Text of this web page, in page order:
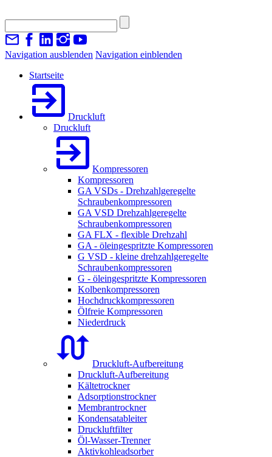
Navigation ausblenden Navigation einblenden
Startseite
Druckluft
Druckluft
Kompressoren
Kompressoren
GA VSDs - Drehzahlgeregelte
Schraubenkompressoren
GA VSD Drehzahlgeregelte
Schraubenkompressoren
GA FLX - flexible Drehzahl
GA - öleingespritzte Kompressoren
G VSD - kleine drehzahlgeregelte
Schraubenkompressoren
G - öleingespritzte Kompressoren
Kolbenkompressoren
Hochdruckkompressoren
Ölfreie Kompressoren
Niederdruck
Druckluft-Aufbereitung
Druckluft-Aufbereitung
Kältetrockner
Adsorptionstrockner
Membrantrockner
Kondensatableiter
Druckluftfilter
Öl-Wasser-Trenner
Aktivkohleadsorber